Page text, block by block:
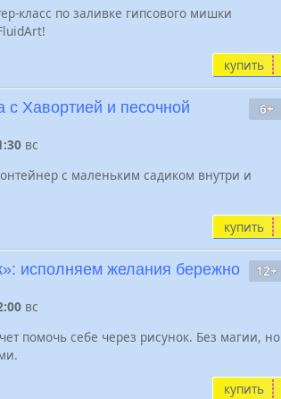
класс по заливке гипсового мишки
купить
6+
Хавортией и песочной
вс
с маленьким садиком внутри и
купить
12+
исполняем желания бережно
вс
помочь себе через рисунок. Без магии, но
купить